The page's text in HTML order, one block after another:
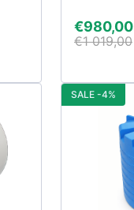
€980,00
€1 019,00
SALE -4%